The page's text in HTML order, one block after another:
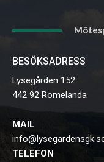
BESÖKSADRESS
Lysegården 152
442 92 Romelanda
MAIL
TELEFON